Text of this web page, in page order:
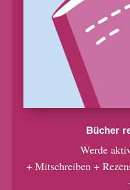
Bücher
Werde
+ Mitschreiben +